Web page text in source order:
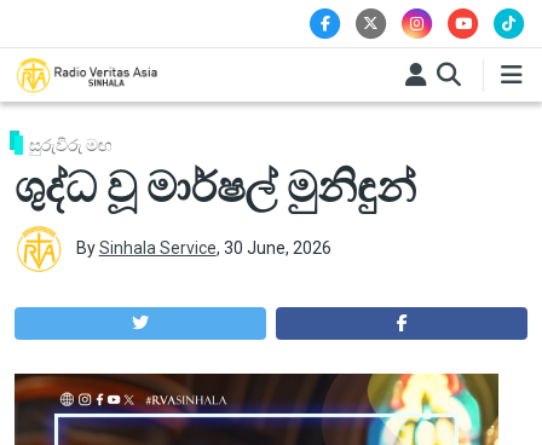
සුරුවිරු මඟ
ශුද්ධ වූ මාර්ෂල් මුනිඳුන්
BySinhala Service, 30 June, 2026